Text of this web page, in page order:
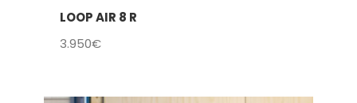
LOOP AIR 8 R
3.950€